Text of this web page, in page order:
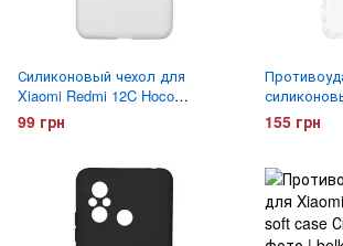
Силиконовый чехол для
Xiaomi Redmi 12C Hoco
ультратонкий
99 грн
Xiaomi
155 грн